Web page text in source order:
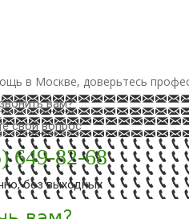
в Москве, доверьтесь
вам?
свой вопрос
649-82-68
без выходных